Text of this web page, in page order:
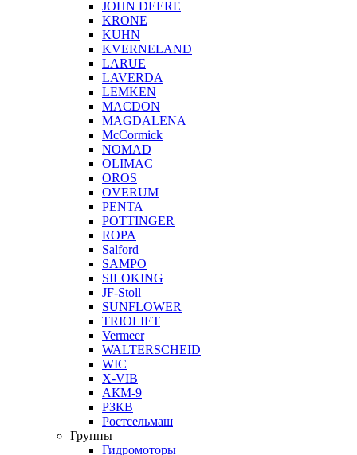
JOHN DEERE
KRONE
KUHN
KVERNELAND
LARUE
LAVERDA
LEMKEN
MACDON
MAGDALENA
McCormick
NOMAD
OLIMAC
OROS
OVERUM
PENTA
POTTINGER
ROPA
Salford
SAMPO
SILOKING
JF-Stoll
SUNFLOWER
TRIOLIET
Vermeer
WALTERSCHEID
WIC
X-VIB
АКМ-9
РЗКВ
Ростсельмаш
Группы
Гидромоторы